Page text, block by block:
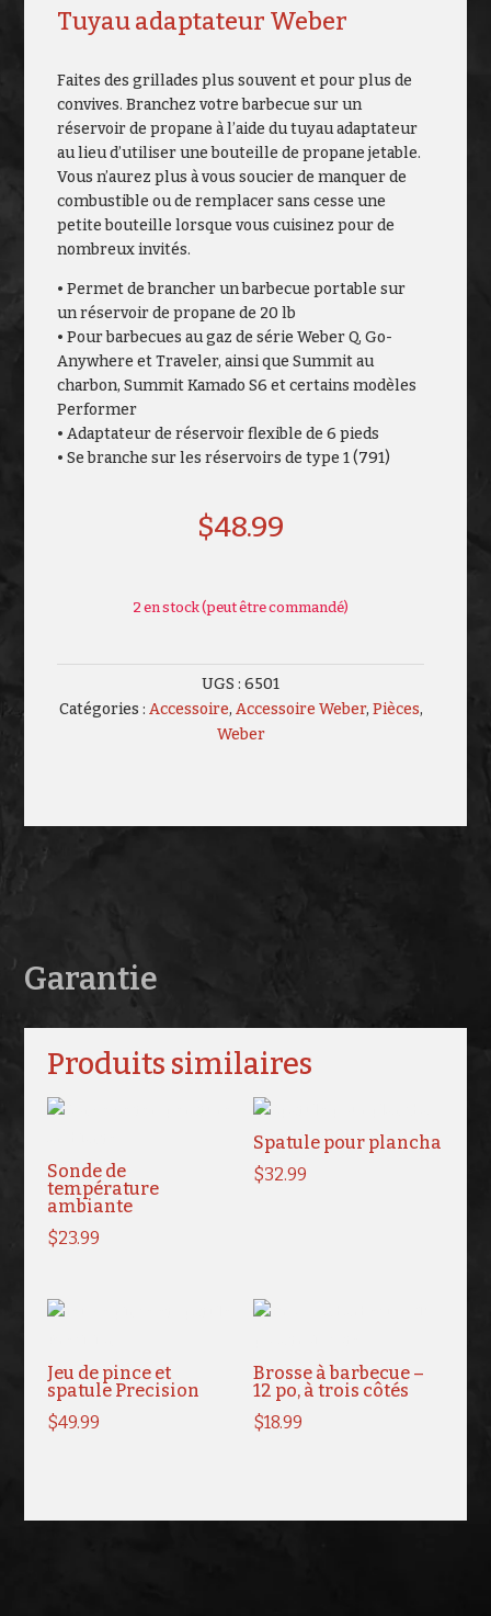
Tuyau adaptateur Weber
Faites des grillades plus souvent et pour plus de
convives. Branchez votre barbecue sur un
réservoir de propane à l’aide du tuyau adaptateur
au lieu d’utiliser une bouteille de propane jetable.
Vous n’aurez plus à vous soucier de manquer de
combustible ou de remplacer sans cesse une
petite bouteille lorsque vous cuisinez pour de
nombreux invités.
• Permet de brancher un barbecue portable sur
un réservoir de propane de 20 lb
• Pour barbecues au gaz de série Weber Q, Go-
Anywhere et Traveler, ainsi que Summit au
charbon, Summit Kamado S6 et certains modèles
Performer
• Adaptateur de réservoir flexible de 6 pieds
• Se branche sur les réservoirs de type 1 (791)
$48.99
2 en stock (peut être commandé)
UGS :6501
Catégories : Accessoire, Accessoire Weber, Pièces,
Weber
Garantie
Produits similaires
Sonde de
température
ambiante
$23.99
Spatule pour plancha
$32.99
Jeu de pince et
spatule Precision
$49.99
Brosse à barbecue –
12 po, à trois côtés
$18.99